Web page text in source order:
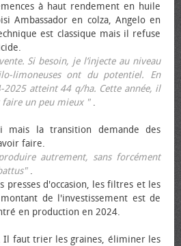
à haut rendement en huile
Ambassador en colza, Angelo en
est classique mais il refuse
Si besoin, je l’injecte au niveau
limoneuses ont du potentiel. En
2025 atteint 44 q/ha. Cette année, il
un peu mieux ".
mais la transition demande des
faire.
autrement, sans forcément
.
presses d'occasion, les filtres et les
de l'investissement est de
en production en 2024.
Il faut trier les graines, éliminer les